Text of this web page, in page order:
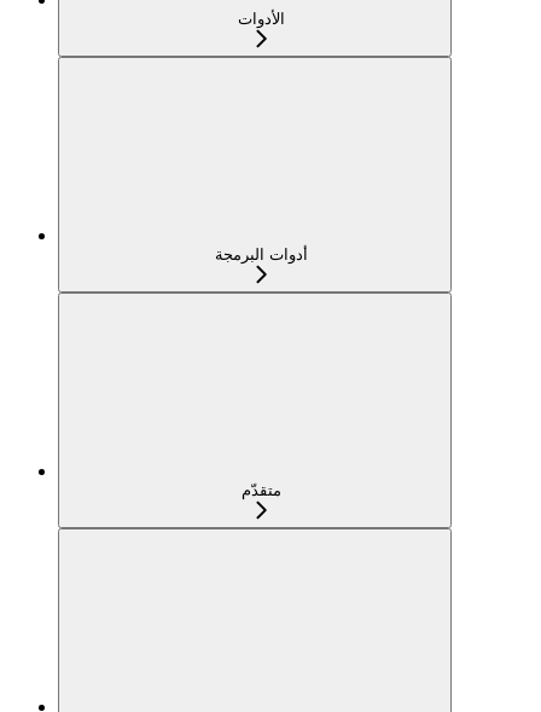
الأدوات
أدوات البرمجة
متقدّم